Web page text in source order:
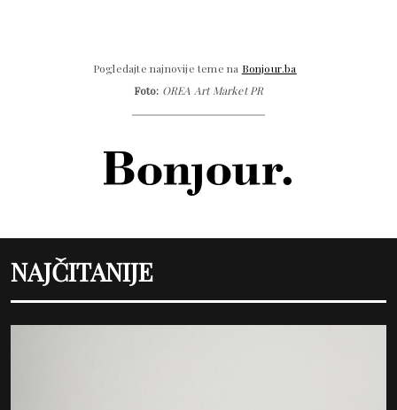
Pogledajte najnovije teme na Bonjour.ba
Foto: OREA Art Market PR
NAJČITANIJE